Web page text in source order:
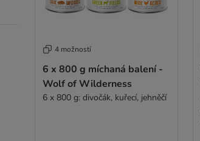
4 možností
6 x 800 g míchaná balení -
Wolf of Wilderness
6 x 800 g: divočák, kuřecí, jehněčí